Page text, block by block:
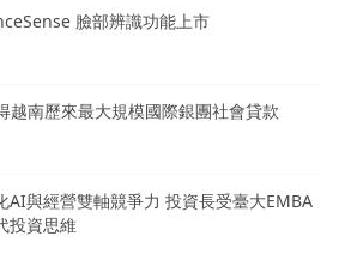
臉部辨識功能上市
越南歷來最大規模國際銀團社會貸款
AI與經營雙軸競爭力 投資長受臺大EMBA
投資思維